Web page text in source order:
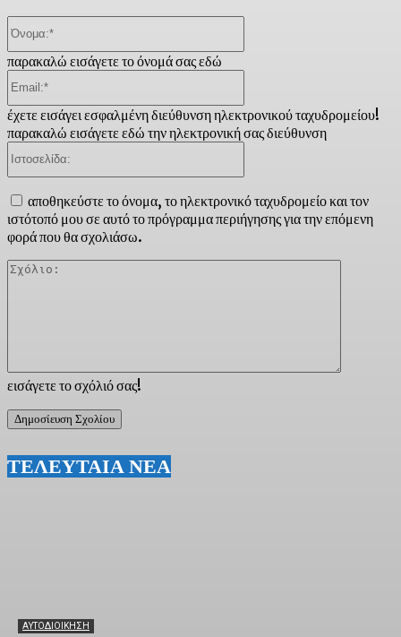
εισάγετε το σχόλιό σας!
παρακαλώ εισάγετε το όνομά σας εδώ
έχετε εισάγει εσφαλμένη διεύθυνση ηλεκτρονικού ταχυδρομείου!
παρακαλώ εισάγετε εδώ την ηλεκτρονική σας διεύθυνση
αποθηκεύστε το όνομα, το ηλεκτρονικό ταχυδρομείο και τον
ιστότοπό μου σε αυτό το πρόγραμμα περιήγησης για την επόμενη
φορά που θα σχολιάσω.
ΤΕΛΕΥΤΑΙΑ ΝΕΑ
ΑΥΤΟΔΙΟΙΚΗΣΗ